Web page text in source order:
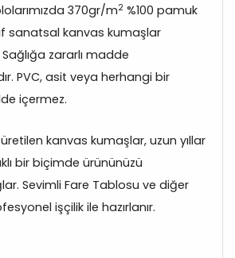
370gr/m2 %100 pamuk
sanatsal kanvas kumaşlar
zararlı madde
PVC, asit veya herhangi bir
içermez.
kanvas kumaşlar, uzun yıllar
bir biçimde ürününüzü
Sevimli Fare Tablosu ve diğer
işçilik ile hazırlanır.